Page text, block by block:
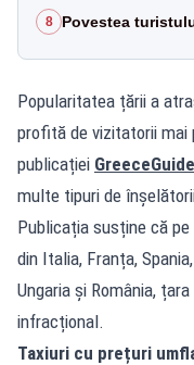
8 Povestea
Popularitatea țării a
profită de vizitatorii
publicației GreeceGuide
multe tipuri de
Publicația susține că
din Italia, Franța,
Ungaria și România,
infracțional.
Taxiuri cu prețuri